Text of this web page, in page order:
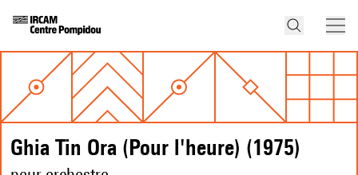
Ghia Tin Ora (Pour l'heure) (1975)